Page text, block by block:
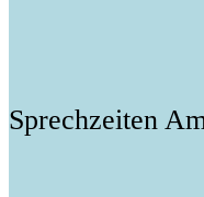
Sprechzeiten